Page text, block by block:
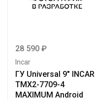
28 590 ₽
Incar
ГУ Universal 9″ INCAR
TMX2-7709-4
MAXIMUM Android